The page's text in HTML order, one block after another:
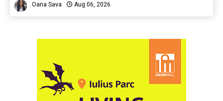
Oana Sava Aug 06, 2026